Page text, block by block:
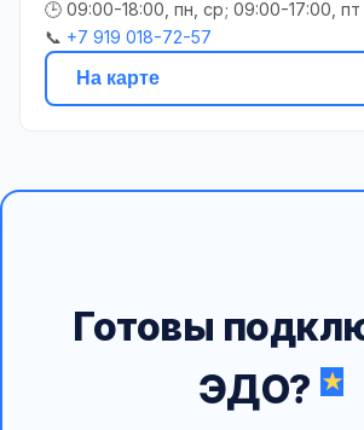
🕒 09:00-18:00, пн, ср; 09:00-17:00, пт
📞 +7 919 018-72-57
На карте
Готовы
ЭДО?